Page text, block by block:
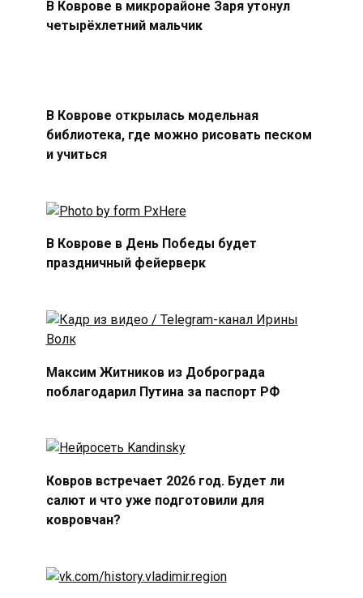
В Коврове в микрорайоне Заря утонул
четырёхлетний мальчик
В Коврове открылась модельная
библиотека, где можно рисовать песком
и учиться
В Коврове в День Победы будет
праздничный фейерверк
Максим Житников из Доброграда
поблагодарил Путина за паспорт РФ
Ковров встречает 2026 год. Будет ли
салют и что уже подготовили для
ковровчан?